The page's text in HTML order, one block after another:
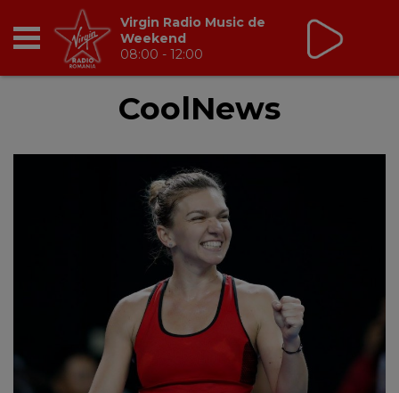
DANCEFLOOR CHART
RADIO ACADEMY
Virgin Radio Music de
Weekend
08:00 - 12:00
CoolNews